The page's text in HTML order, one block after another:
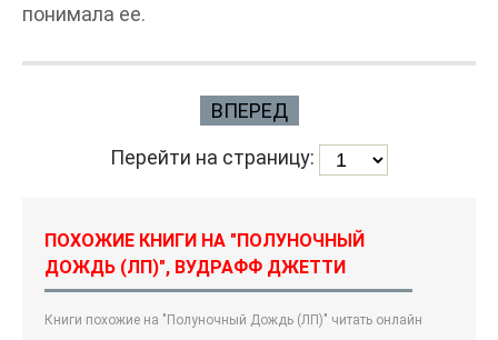
понимала ее.
ВПЕРЕД
Перейти на страницу:
ПОХОЖИЕ КНИГИ НА "ПОЛУНОЧНЫЙ
ДОЖДЬ (ЛП)", ВУДРАФФ ДЖЕТТИ
Книги похожие на "Полуночный Дождь (ЛП)" читать онлайн